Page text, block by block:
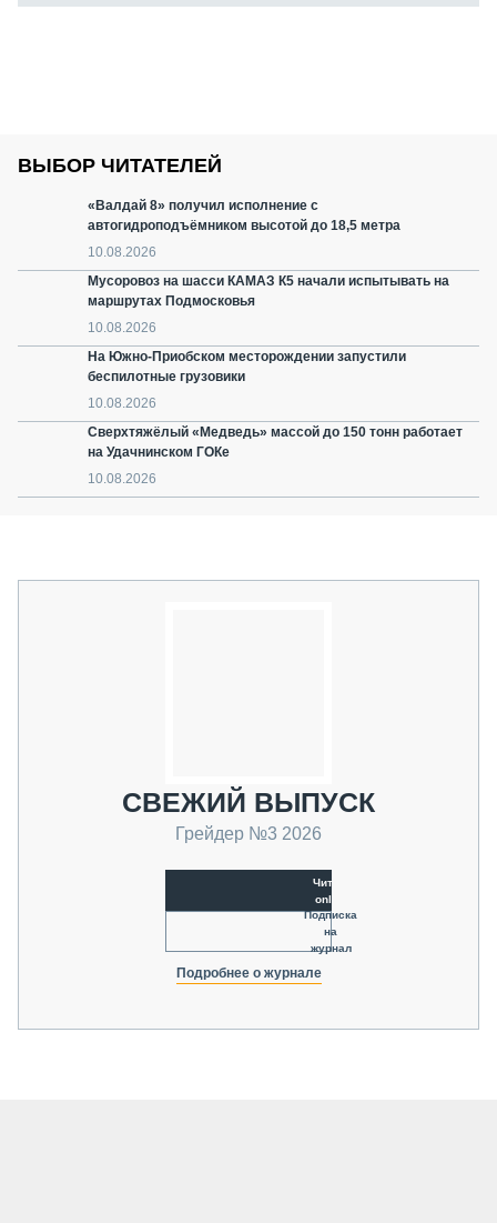
ВЫБОР ЧИТАТЕЛЕЙ
«Валдай 8» получил исполнение с
автогидроподъёмником высотой до 18,5 метра
10.08.2026
Мусоровоз на шасси КАМАЗ К5 начали испытывать на
маршрутах Подмосковья
10.08.2026
На Южно-Приобском месторождении запустили
беспилотные грузовики
10.08.2026
Сверхтяжёлый «Медведь» массой до 150 тонн работает
на Удачнинском ГОКе
10.08.2026
СВЕЖИЙ ВЫПУСК
Грейдер №3 2026
Читать
online
Подписка
на
журнал
Подробнее о журнале